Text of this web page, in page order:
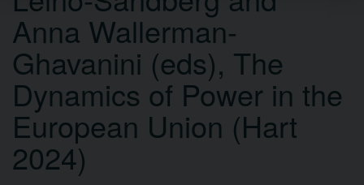
Anna Wallerman-
Ghavanini (eds), The
Dynamics of Power in the
European Union (Hart
2024)